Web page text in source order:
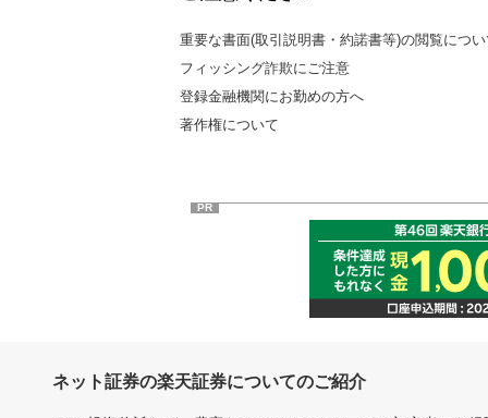
重要な書面(取引説明書・約諾書等)の閲覧につ
フィッシング詐欺にご注意
登録金融機関にお勤めの方へ
著作権について
PR
ネット証券の楽天証券についてのご紹介